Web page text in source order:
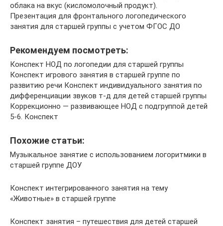
облака на вкус (кисломолочный продукт).
Презентация для фронтального логопедического
занятия для старшей группы с учетом ФГОС ДО
Рекомендуем посмотреть:
Конспект НОД по логопедии для старшей группы
Конспект игрового занятия в старшей группе по
развитию речи Конспект индивидуального занятия по
дифференциации звуков т-д для детей старшей группы
Коррекционно — развивающее НОД с подгруппой детей
5-6. Конспект
Похожие статьи:
Музыкальное занятие с использованием логоритмики в
старшей группе ДОУ
Конспект интегрированного занятия на тему
«Животные» в старшей группе
Конспект занятия – путешествия для детей старшей